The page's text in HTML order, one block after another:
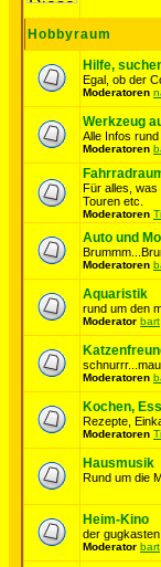
Hobbyraum
Hilfe,
Egal, ob der
Moderatoren
Werkzeug
Alle Infos
Moderatoren
Für alles, was
Touren etc.
Moderatoren
Auto und
Moderatoren
Aquaristik
rund um den
Moderator bart
Moderatoren
Kochen,
Rezepte,
Moderatoren
Hausmusik
Rund um die
Heim-Kino
der
Moderator bart